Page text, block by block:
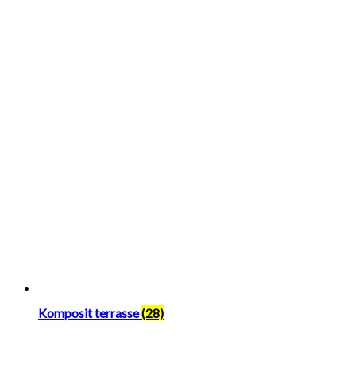
Komposit terrasse(28)